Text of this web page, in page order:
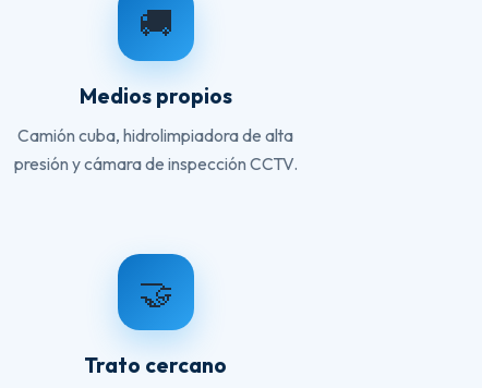
🚚
Medios propios
Camión cuba, hidrolimpiadora de alta
presión y cámara de inspección CCTV.
🤝
Trato cercano